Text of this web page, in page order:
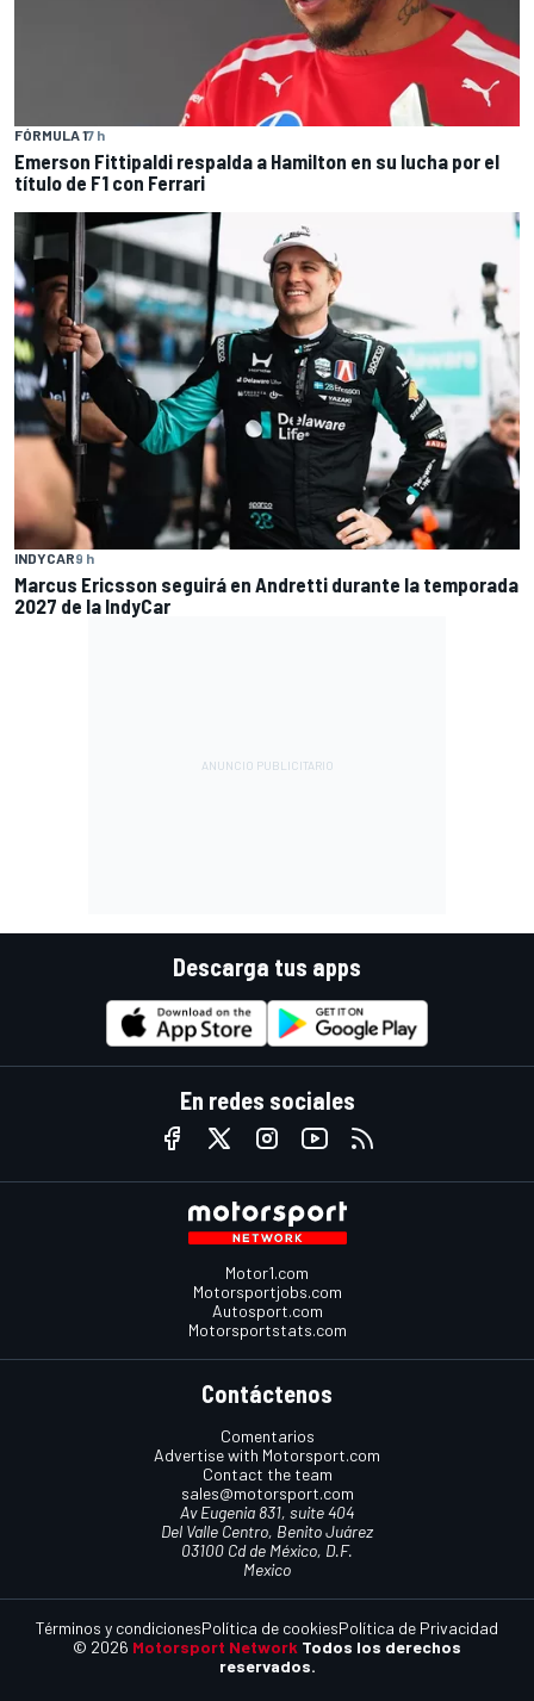
FÓRMULA 17 h
Emerson Fittipaldi respalda a Hamilton en su lucha por el
título de F1 con Ferrari
INDYCAR9 h
Marcus Ericsson seguirá en Andretti durante la temporada
2027 de la IndyCar
Descarga tus apps
En redes sociales
Motor1.com
Motorsportjobs.com
Autosport.com
Motorsportstats.com
Contáctenos
Comentarios
Advertise with Motorsport.com
Contact the team
sales@motorsport.com
Av Eugenia 831, suite 404
Del Valle Centro, Benito Juárez
03100 Cd de México, D.F.
Mexico
© 2026 Motorsport Network Todos los derechos
reservados.
Términos y condicionesPolítica de cookiesPolítica de Privacidad